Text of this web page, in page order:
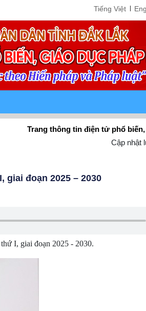
Tiếng Việt
biến, giáo dục pháp luật tỉnh Đắk Lắk
Cập nhật
đoạn 2025 – 2030
I, giai đoạn 2025 - 2030.